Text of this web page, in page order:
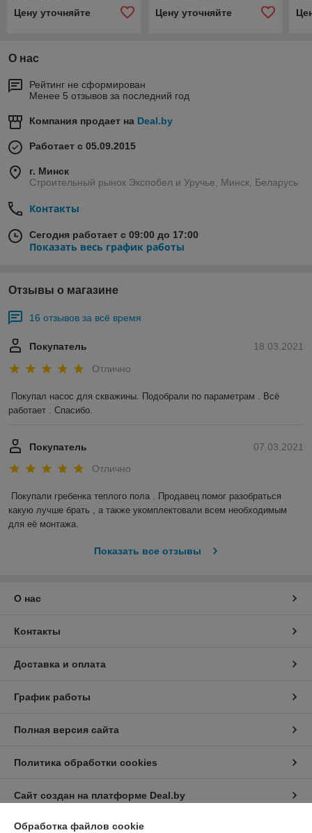
Цену уточняйте
Цену уточняйте
О нас
Рейтинг не сформирован
Менее 5 отзывов за последний год
Компания продает на Deal.by
Работает с 05.09.2015
г. Минск
Строительный рынок Экспобел и Уручье, Минск, Беларусь
Контакты
Сегодня работает с 09:00 до 17:00
Показать весь график работы
Отзывы о магазине
16 отзывов за всё время
18.03.2021
Покупатель
Отлично
Покупал насос для скважины. Подобрали по параметрам . Всё
работает . Спасибо.
07.03.2021
Покупатель
Отлично
Покупали гребенка теплого пола . Продавец помог разобраться
какую лучше брать , а также укомплектовали всем необходимым
для её монтажа.
Показать все отзывы
О нас
Контакты
Доставка и оплата
График работы
Полная версия сайта
Политика обработки cookies
Сайт создан на платформе Deal.by
Обработка файлов cookie